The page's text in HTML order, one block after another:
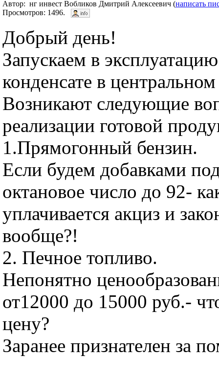
Автор: нг инвест Вобликов Дмитрий Алексеевич (написать
Просмотров: 1496.
Добрый день!
Запускаем в
конденсате в
Возникают следующие
реализации готовой
1.Прямогонный бензин.
Если будем добавками
октановое число до 92-
уплачивается акциз и
вообще?!
2. Печное топливо.
Непонятно
от12000 до 15000 руб.-
цену?
Заранее признателен за